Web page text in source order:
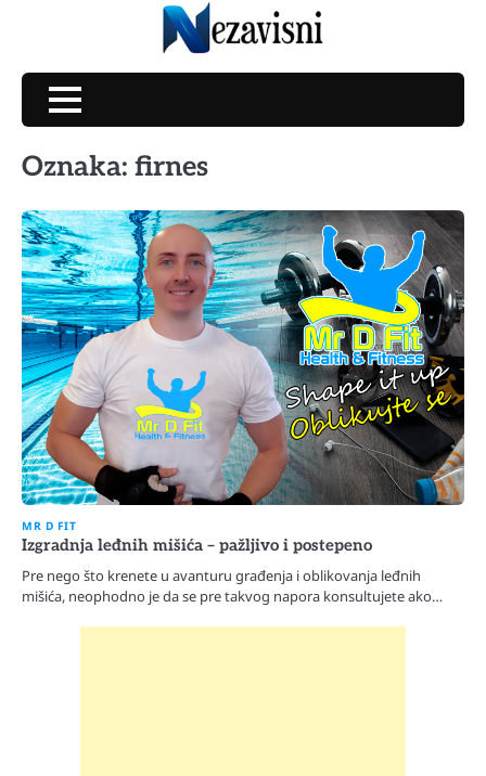
Oznaka: firnes
MR D FIT
Izgradnja leđnih mišića – pažljivo i postepeno
Pre nego što krenete u avanturu građenja i oblikovanja leđnih
mišića, neophodno je da se pre takvog napora konsultujete ako…